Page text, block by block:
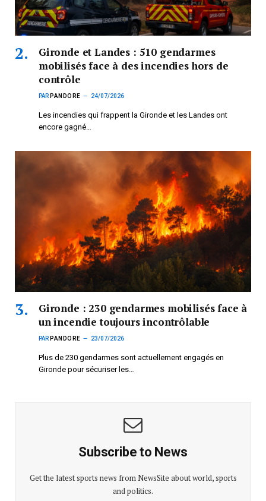
Gironde et Landes : 510 gendarmes
mobilisés face à des incendies hors de
contrôle
PAR PANDORE 24/07/2026
Les incendies qui frappent la Gironde et les Landes ont
encore gagné…
Gironde : 230 gendarmes mobilisés face à
un incendie toujours incontrôlable
PAR PANDORE 23/07/2026
Plus de 230 gendarmes sont actuellement engagés en
Gironde pour sécuriser les…
Subscribe to News
Get the latest sports news from NewsSite about world, sports
and politics.